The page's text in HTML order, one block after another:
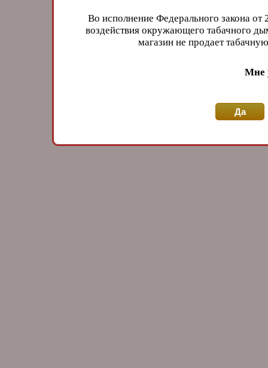
Во исполнение Федерального закона
воздействия окружающего табачного
магазин не продает
Мне
Да